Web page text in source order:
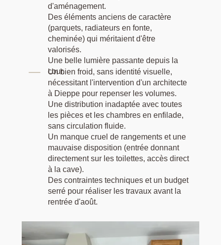
d'aménagement.
Des éléments anciens de caractère
(parquets, radiateurs en fonte,
cheminée) qui méritaient d'être
valorisés.
Une belle lumière passante depuis la
cour.
Un bien froid, sans identité visuelle,
nécessitant l'intervention d'un architecte
à Dieppe pour repenser les volumes.
Une distribution inadaptée avec toutes
les pièces et les chambres en enfilade,
sans circulation fluide.
Un manque cruel de rangements et une
mauvaise disposition (entrée donnant
directement sur les toilettes, accès direct
à la cave).
Des contraintes techniques et un budget
serré pour réaliser les travaux avant la
rentrée d'août.